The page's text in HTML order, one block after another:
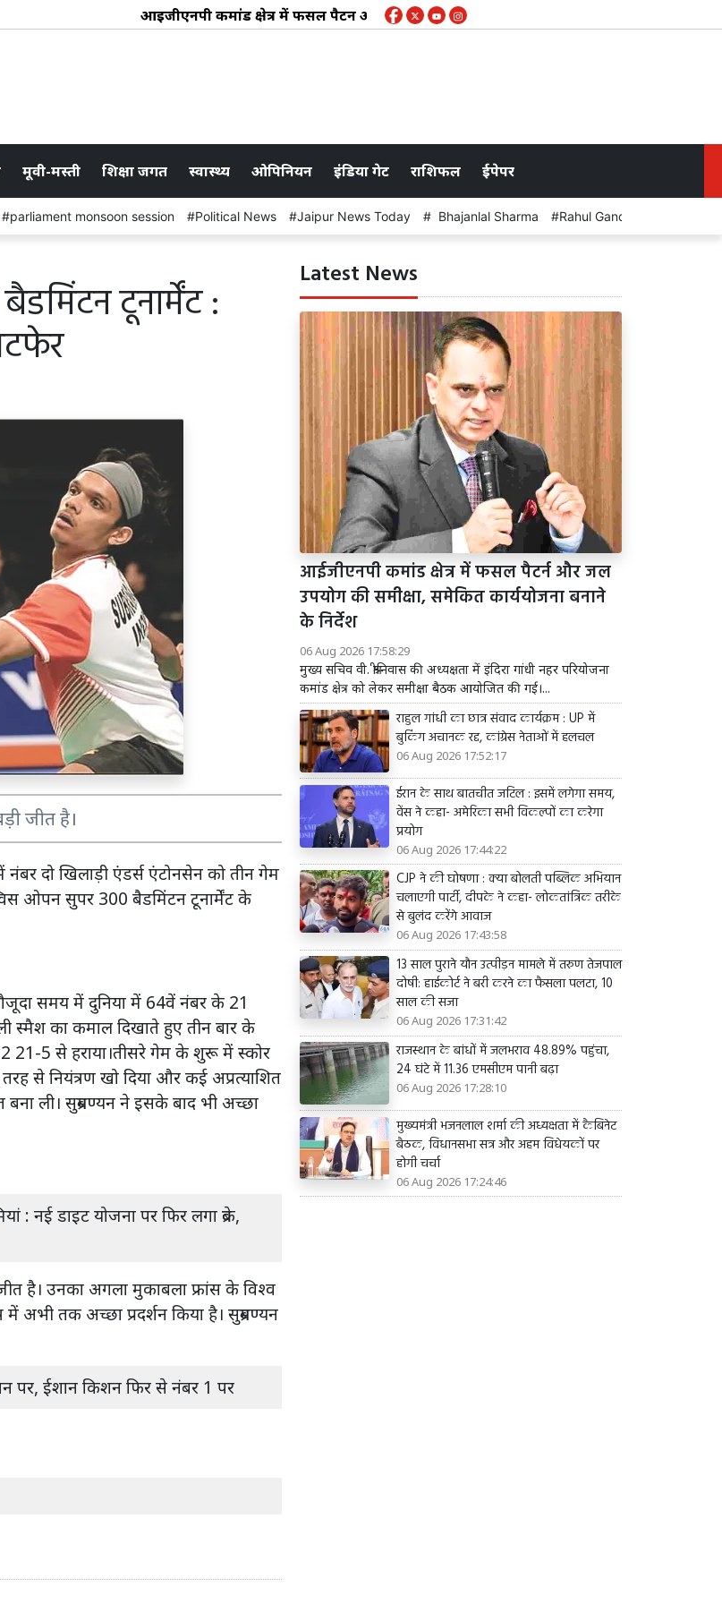
आईजीएनपी कमांड क्षेत्र में फसल पैटर्न और जल उपयोग की समीक्षा, समेकित कार्ययोजना बनाने के निर्देश
मूवी-मस्ती शिक्षा जगत स्वास्थ्य ओपिनियन इंडिया गेट राशिफल ईपेपर
parliament monsoon session Political News Jaipur News Today Bhajanlal Sharma Rahul Gandhi
टूनार्मेंट :
जीत है।
दो खिलाड़ी एंडर्स एंटोनसेन को तीन गेम
ओपन सुपर 300 बैडमिंटन टूनार्मेंट के
समय में दुनिया में 64वें नंबर के 21
स्मैश का कमाल दिखाते हुए तीन बार के
21-5 से हराया।तीसरे गेम के शुरू में स्कोर
से नियंत्रण खो दिया और कई अप्रत्याशित
ली। सुब्रमण्यन ने इसके बाद भी अच्छा
नई डाइट योजना पर फिर लगा ब्रेक,
है। उनका अगला मुकाबला फ्रांस के विश्व
अभी तक अच्छा प्रदर्शन किया है। सुब्रमण्यन
पर, ईशान किशन फिर से नंबर 1 पर
Latest News
आईजीएनपी कमांड क्षेत्र में फसल पैटर्न और जल
उपयोग की समीक्षा, समेकित कार्ययोजना बनाने
के निर्देश
06 Aug 2026 17:58:29
मुख्य सचिव वी. श्रीनिवास की अध्यक्षता में इंदिरा गांधी नहर परियोजना
कमांड क्षेत्र को लेकर समीक्षा बैठक आयोजित की गई।...
राहुल गांधी का छात्र संवाद कार्यक्रम : UP में
बुकिंग अचानक रद्द, कांग्रेस नेताओं में हलचल
06 Aug 2026 17:52:17
ईरान के साथ बातचीत जटिल : इसमें लगेगा समय,
वेंस ने कहा- अमेरिका सभी विकल्पों का करेगा
प्रयोग
06 Aug 2026 17:44:22
CJP ने की घोषणा : क्या बोलती पब्लिक अभियान
चलाएगी पार्टी, दीपके ने कहा- लोकतांत्रिक तरीके
से बुलंद करेंगे आवाज
06 Aug 2026 17:43:58
13 साल पुराने यौन उत्पीड़न मामले में तरुण तेजपाल
दोषी: हाईकोर्ट ने बरी करने का फैसला पलटा, 10
साल की सजा
06 Aug 2026 17:31:42
राजस्थान के बांधों में जलभराव 48.89% पहुंचा,
24 घंटे में 11.36 एमसीएम पानी बढ़ा
06 Aug 2026 17:28:10
मुख्यमंत्री भजनलाल शर्मा की अध्यक्षता में कैबिनेट
बैठक, विधानसभा सत्र और अहम विधेयकों पर
होगी चर्चा
06 Aug 2026 17:24:46